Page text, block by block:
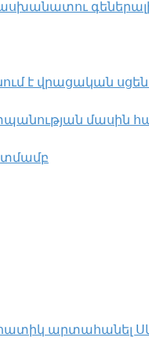
է վրացական
մասին
արտահանել